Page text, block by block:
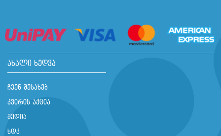
ახალი ხედვა
ჩვენ შესახებ
კვირის აქცია
მედია
ხდკ